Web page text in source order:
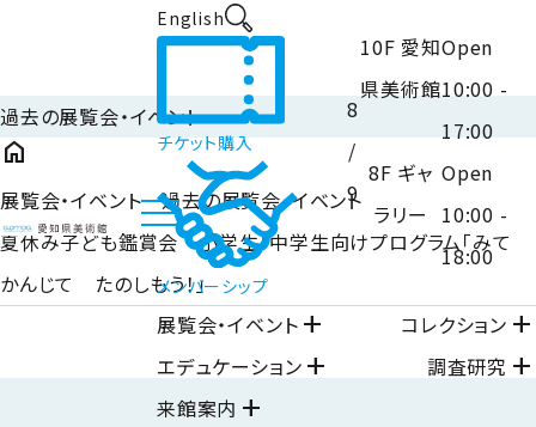
English
チケット購入
メンバーシップ
8
/
9
10F 愛知
県美術館
Open
10:00 -
17:00
8F ギャ
ラリー
Open
10:00 -
18:00
展覧会・イベント add コレクション add
エデュケーション add 調査研究 add
来館案内 add
閉じるclose
過去の展覧会・イベント
home
展覧会・イベント 過去の展覧会・イベント
夏休み子ども鑑賞会 小学生・中学生向けプログラム「みて
かんじて たのしもう！」